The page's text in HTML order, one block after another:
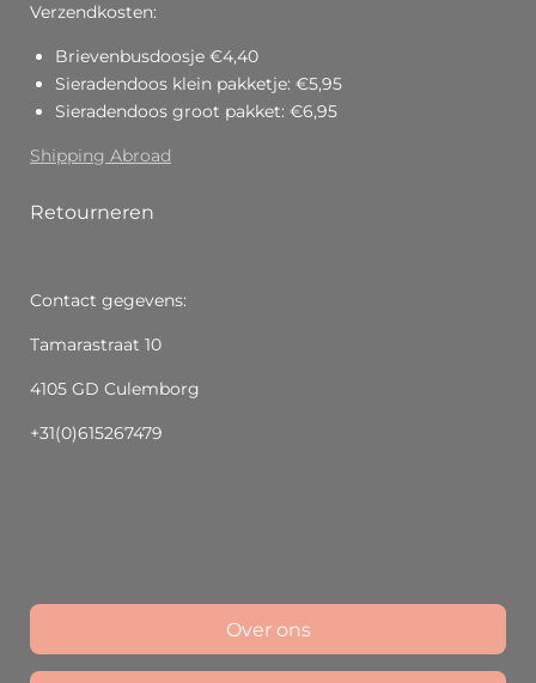
Verzendkosten:
Brievenbusdoosje €4,40
Sieradendoos klein pakketje: €5,95
Sieradendoos groot pakket: €6,95
Shipping Abroad
Retourneren
Contact gegevens:
Tamarastraat 10
4105 GD Culemborg
+31(0)615267479
Over ons